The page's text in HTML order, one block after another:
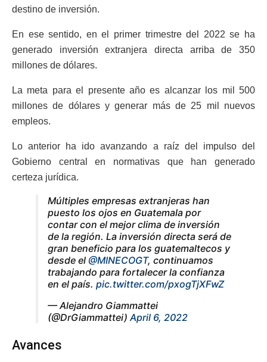
destino de inversión.
En ese sentido, en el primer trimestre del 2022 se ha
generado inversión extranjera directa arriba de 350
millones de dólares.
La meta para el presente año es alcanzar los mil 500
millones de dólares y generar más de 25 mil nuevos
empleos.
Lo anterior ha ido avanzando a raíz del impulso del
Gobierno central en normativas que han generado
certeza jurídica.
Múltiples empresas extranjeras han
puesto los ojos en Guatemala por
contar con el mejor clima de inversión
de la región. La inversión directa será de
gran beneficio para los guatemaltecos y
desde el @MINECOGT, continuamos
trabajando para fortalecer la confianza
en el país. pic.twitter.com/pxogTjXFwZ
— Alejandro Giammattei
(@DrGiammattei)April 6, 2022
Avances